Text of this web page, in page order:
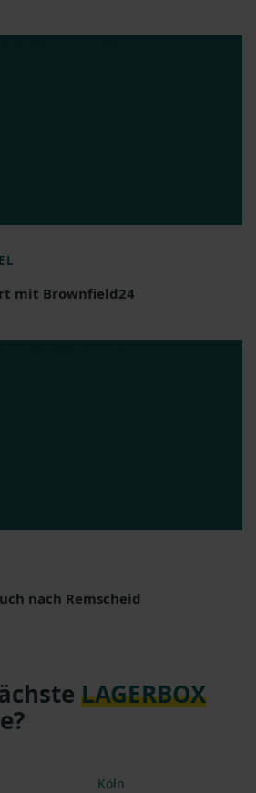
mit Brownfield24
nach Remscheid
LAGERBOX
Köln